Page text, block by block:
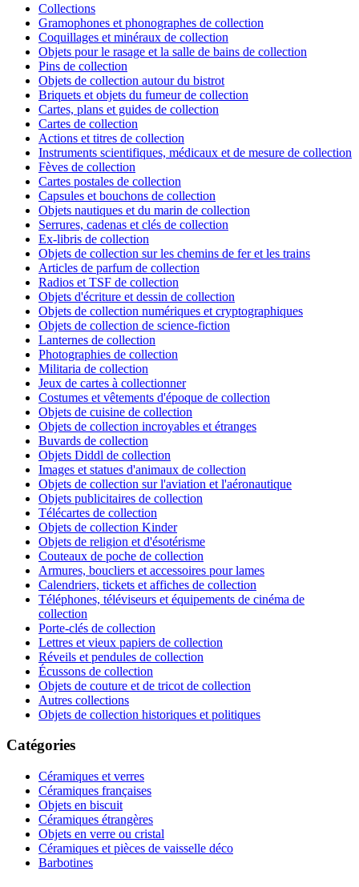
Collections
Gramophones et phonographes de collection
Coquillages et minéraux de collection
Objets pour le rasage et la salle de bains de collection
Pins de collection
Objets de collection autour du bistrot
Briquets et objets du fumeur de collection
Cartes, plans et guides de collection
Cartes de collection
Actions et titres de collection
Instruments scientifiques, médicaux et de mesure de collection
Fèves de collection
Cartes postales de collection
Capsules et bouchons de collection
Objets nautiques et du marin de collection
Serrures, cadenas et clés de collection
Ex-libris de collection
Objets de collection sur les chemins de fer et les trains
Articles de parfum de collection
Radios et TSF de collection
Objets d'écriture et dessin de collection
Objets de collection numériques et cryptographiques
Objets de collection de science-fiction
Lanternes de collection
Photographies de collection
Militaria de collection
Jeux de cartes à collectionner
Costumes et vêtements d'époque de collection
Objets de cuisine de collection
Objets de collection incroyables et étranges
Buvards de collection
Objets Diddl de collection
Images et statues d'animaux de collection
Objets de collection sur l'aviation et l'aéronautique
Objets publicitaires de collection
Télécartes de collection
Objets de collection Kinder
Objets de religion et d'ésotérisme
Couteaux de poche de collection
Armures, boucliers et accessoires pour lames
Calendriers, tickets et affiches de collection
Téléphones, téléviseurs et équipements de cinéma de
collection
Porte-clés de collection
Lettres et vieux papiers de collection
Réveils et pendules de collection
Écussons de collection
Objets de couture et de tricot de collection
Autres collections
Objets de collection historiques et politiques
Catégories
Céramiques et verres
Céramiques françaises
Objets en biscuit
Céramiques étrangères
Objets en verre ou cristal
Céramiques et pièces de vaisselle déco
Barbotines